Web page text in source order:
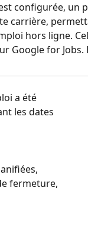
configurée, un
carrière,
hors ligne.
Google for
a été
les dates
fermeture,